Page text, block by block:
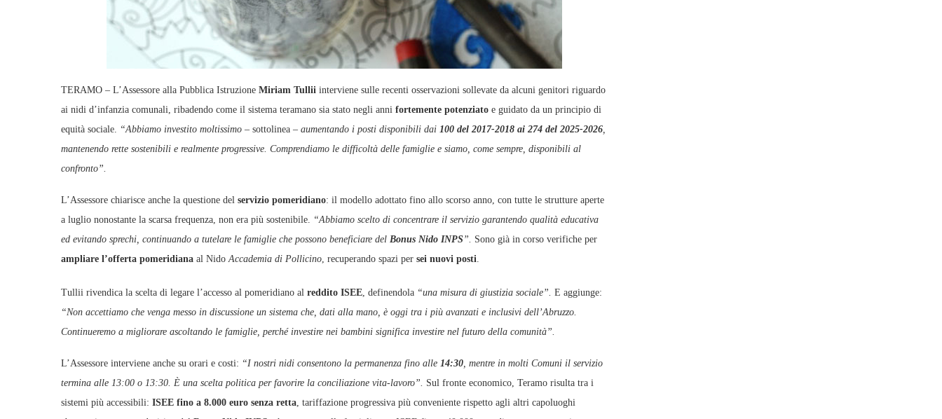
TERAMO – L’Assessore alla Pubblica Istruzione Miriam Tullii interviene sulle recenti osservazioni sollevate da alcuni genitori riguardo
ai nidi d’infanzia comunali, ribadendo come il sistema teramano sia stato negli anni fortemente potenziato e guidato da un principio di
equità sociale. “Abbiamo investito moltissimo – sottolinea – aumentando i posti disponibili dai 100 del 2017‑2018 ai 274 del 2025‑2026,
mantenendo rette sostenibili e realmente progressive. Comprendiamo le difficoltà delle famiglie e siamo, come sempre, disponibili al
confronto”.
L’Assessore chiarisce anche la questione del servizio pomeridiano: il modello adottato fino allo scorso anno, con tutte le strutture aperte
a luglio nonostante la scarsa frequenza, non era più sostenibile. “Abbiamo scelto di concentrare il servizio garantendo qualità educativa
ed evitando sprechi, continuando a tutelare le famiglie che possono beneficiare del Bonus Nido INPS ”. Sono già in corso verifiche per
ampliare l’offerta pomeridiana al NidoAccademia di Pollicino, recuperando spazi per sei nuovi posti.
Tullii rivendica la scelta di legare l’accesso al pomeridiano al reddito ISEE, definendola “una misura di giustizia sociale”. E aggiunge:
“Non accettiamo che venga messo in discussione un sistema che, dati alla mano, è oggi tra i più avanzati e inclusivi dell’Abruzzo.
Continueremo a migliorare ascoltando le famiglie, perché investire nei bambini significa investire nel futuro della comunità”.
L’Assessore interviene anche su orari e costi: “I nostri nidi consentono la permanenza fino alle 14:30, mentre in molti Comuni il servizio
termina alle 13:00 o 13:30. È una scelta politica per favorire la conciliazione vita‑lavoro”. Sul fronte economico, Teramo risulta tra i
sistemi più accessibili: ISEE fino a 8.000 euro senza retta, tariffazione progressiva più conveniente rispetto agli altri capoluoghi